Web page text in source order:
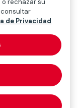
por el que
causa, decide su
los hechos.
rechazar su
consultar
de Privacidad.